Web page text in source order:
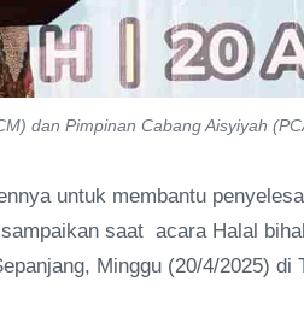
dan Pimpinan Cabang Aisyiyah
untuk membantu
saat acara Halal
Minggu (20/4/2025) di